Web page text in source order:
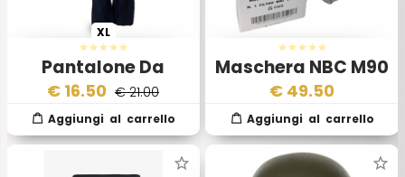
Pantalone Da
Navigazione
XL
€ 16.50 € 21.00
Maschera NBC M90
Esercito Italiano
€ 49.50